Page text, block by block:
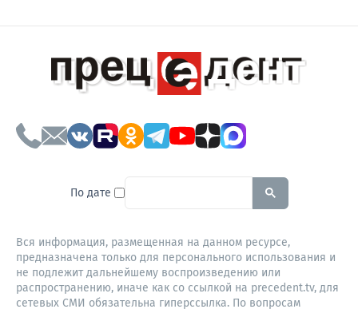
По дате To search this site, enter a
Вся информация, размещенная на данном ресурсе,
предназначена только для персонального использования и
не подлежит дальнейшему воспроизведению или
распространению, иначе как со ссылкой на precedent.tv, для
сетевых СМИ обязательна гиперссылка. По вопросам